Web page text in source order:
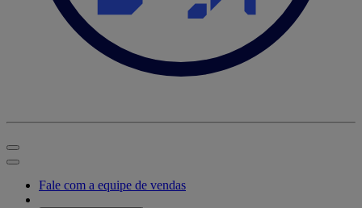
Fale com a equipe de vendas